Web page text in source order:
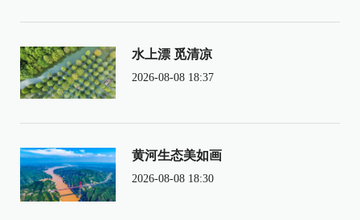
水上漂 觅清凉
2026-08-08 18:37
黄河生态美如画
2026-08-08 18:30